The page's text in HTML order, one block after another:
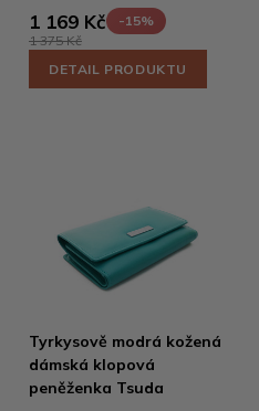
1 169 Kč
-15%
1 375 Kč
DETAIL PRODUKTU
Tyrkysově modrá kožená
dámská klopová
peněženka Tsuda